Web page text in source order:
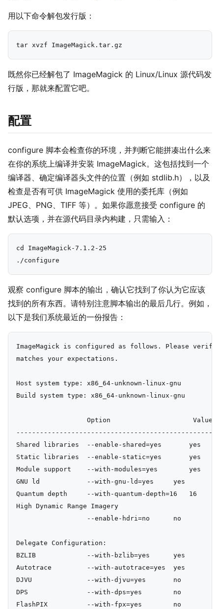
用以下命令解包发行版：
既然你已经解包了 ImageMagick 的 Linux/Linux 源代码发
行版，那就来配置它吧。
配置
configure 脚本会检查你的环境，并判断它能拼凑出什么来
在你的系统上编译并安装 ImageMagick。这包括找到一个
编译器、确定编译器头文件的位置（例如 stdlib.h），以及
检查是否有可供 ImageMagick 使用的委托库（例如
JPEG、PNG、TIFF 等）。如果你愿意接受 configure 的
默认选项，并在源代码目录内构建，只需输入：
cd ImageMagick-7.1.2-25
观察 configure 脚本的输出，确认它找到了你认为它应该
找到的所有东西。请特别注意脚本输出的最后几行。例如，
以下是我们系统最近的一份报告：
ImageMagick is configured as follows. Please
matches your expectations.
Host system type: x86_64-unknown-linux-gnu
Build system type: x86_64-unknown-linux-gnu
                  Option                     Value
Shared libraries  --enable-shared=yes       yes
Static libraries  --enable-static=yes       yes
Module support    --with-modules=yes        yes
GNU ld            --with-gnu-ld=yes     yes
Quantum depth     --with-quantum-depth=16   16
High Dynamic Range Imagery
                  --enable-hdri=no      no
Delegate Configuration:
BZLIB             --with-bzlib=yes      yes
Autotrace         --with-autotrace=yes  yes
DJVU              --with-djvu=yes       no
DPS               --with-dps=yes        no
FlashPIX          --with-fpx=yes        no